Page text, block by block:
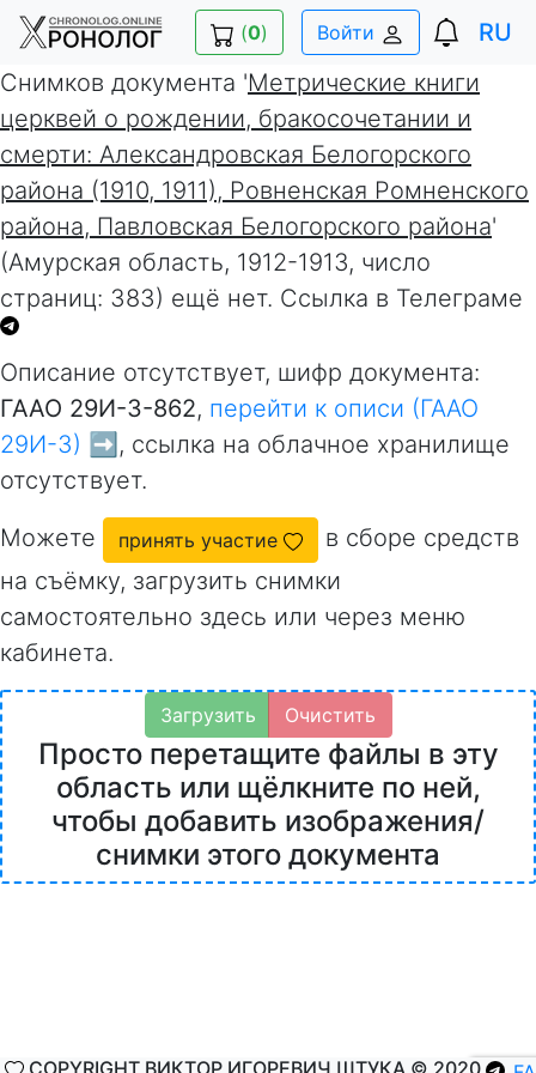
(0) Войти
RU
Снимков документа 'Метрические книги
церквей о рождении, бракосочетании и
смерти: Александровская Белогорского
района (1910, 1911), Ровненская Ромненского
района, Павловская Белогорского района'
(Амурская область, 1912-1913, число
страниц: 383) ещё нет. Ссылка в Телеграме
Описание отсутствует, шифр документа:
ГААО 29И-3-862, перейти к описи (ГААО
29И-3) ➡️ , ссылка на облачное хранилище
отсутствует.
Можете принять участие
в сборе средств
на съёмку, загрузить снимки
самостоятельно здесь или через меню
кабинета.
Загрузить Очистить
Просто перетащите файлы в эту
область или щёлкните по ней,
чтобы добавить изображения/
снимки этого документа
COPYRIGHT ВИКТОР ИГОРЕВИЧ ШТУКА © 2020